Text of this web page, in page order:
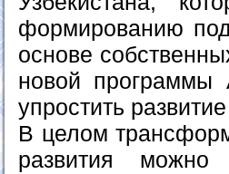
формированию
основе
новой программы
упростить
В целом
развития можно